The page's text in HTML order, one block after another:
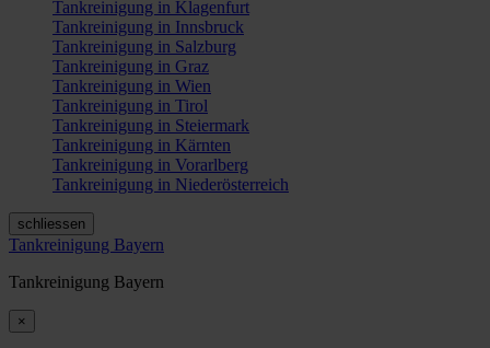
Tankreinigung in Klagenfurt
Tankreinigung in Innsbruck
Tankreinigung in Salzburg
Tankreinigung in Graz
Tankreinigung in Wien
Tankreinigung in Tirol
Tankreinigung in Steiermark
Tankreinigung in Kärnten
Tankreinigung in Vorarlberg
Tankreinigung in Niederösterreich
schliessen
Tankreinigung Bayern
Tankreinigung Bayern
×